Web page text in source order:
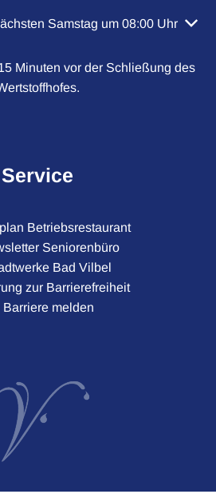
oder Schließzeiten
Samstag um 08:00 Uhr
Minuten vor der Schließung des
Service
Betriebsrestaurant
Seniorenbüro
Bad Vilbel
zur Barrierefreiheit
Barriere melden